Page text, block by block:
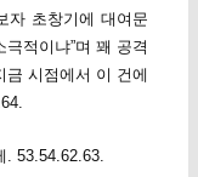
자 초창기에 대여문
적이냐”며 꽤 공격
시점에서 이 건에
53.54.62.63.